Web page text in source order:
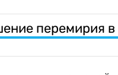
перемирия